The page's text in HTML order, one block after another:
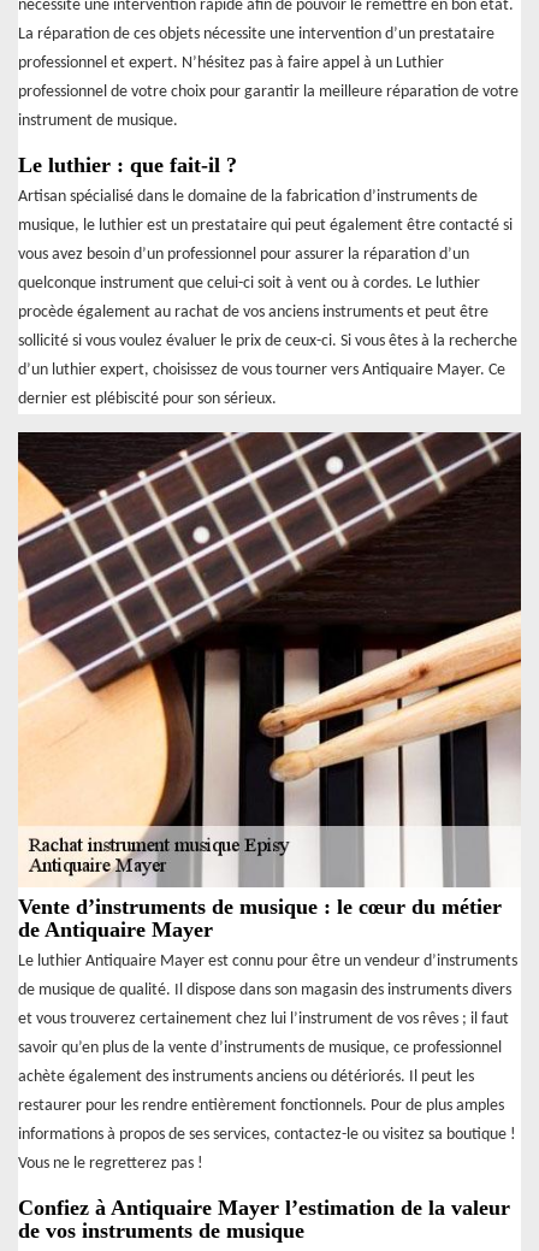
nécessite une intervention rapide afin de pouvoir le remettre en bon état.
La réparation de ces objets nécessite une intervention d’un prestataire
professionnel et expert. N’hésitez pas à faire appel à un Luthier
professionnel de votre choix pour garantir la meilleure réparation de votre
instrument de musique.
Le luthier : que fait-il ?
Artisan spécialisé dans le domaine de la fabrication d’instruments de
musique, le luthier est un prestataire qui peut également être contacté si
vous avez besoin d’un professionnel pour assurer la réparation d’un
quelconque instrument que celui-ci soit à vent ou à cordes. Le luthier
procède également au rachat de vos anciens instruments et peut être
sollicité si vous voulez évaluer le prix de ceux-ci. Si vous êtes à la recherche
d’un luthier expert, choisissez de vous tourner vers Antiquaire Mayer. Ce
dernier est plébiscité pour son sérieux.
Vente d’instruments de musique : le cœur du métier
de Antiquaire Mayer
Le luthier Antiquaire Mayer est connu pour être un vendeur d’instruments
de musique de qualité. Il dispose dans son magasin des instruments divers
et vous trouverez certainement chez lui l’instrument de vos rêves ; il faut
savoir qu’en plus de la vente d’instruments de musique, ce professionnel
achète également des instruments anciens ou détériorés. Il peut les
restaurer pour les rendre entièrement fonctionnels. Pour de plus amples
informations à propos de ses services, contactez-le ou visitez sa boutique !
Vous ne le regretterez pas !
Confiez à Antiquaire Mayer l’estimation de la valeur
de vos instruments de musique